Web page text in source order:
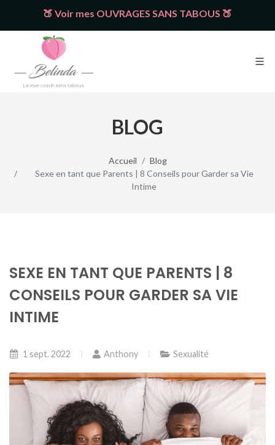
🍑 Voir mes OUVRAGES SANS TABOUS 🍑
BLOG
Accueil
Blog
Sexe en tant que Parents | 8 Conseils pour Garder sa Vie
Intime
SEXE EN TANT QUE PARENTS | 8
CONSEILS POUR GARDER SA VIE
INTIME
1 sept. 2022 Anthony Sexualité